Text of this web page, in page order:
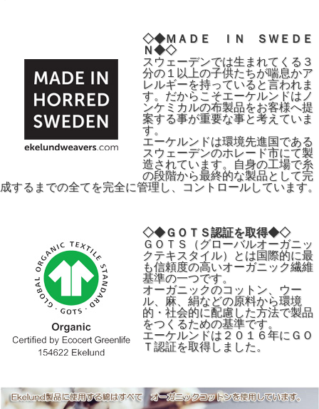
◇◆ＭＡＤＥ ＩＮ ＳＷＥＤＥ
Ｎ◆◇
スウェーデンでは生まれてくる３
分の１以上の子供たちが喘息かア
レルギーを持っていると言われま
す。だからこそエーケルンドはノ
ンケミカルの布製品をお客様へ提
案する事が重要な事と考えていま
す。
エーケルンドは環境先進国である
スウェーデンのホレード市にて製
造されています。自身の工場で糸
の段階から最終的な製品として完
成するまでの全てを完全に管理し、コントロールしています。
◇◆ＧＯＴＳ認証を取得◆◇
ＧＯＴＳ（グローバルオーガニッ
クテキスタイル）とは国際的に最
も信頼度の高いオーガニック繊維
基準の一つです。
オーガニックのコットン、ウー
ル、麻、絹などの原料から環境
的・社会的に配慮した方法で製品
をつくるための基準です。
エーケルンドは２０１６年にＧＯ
Ｔ認証を取得しました。